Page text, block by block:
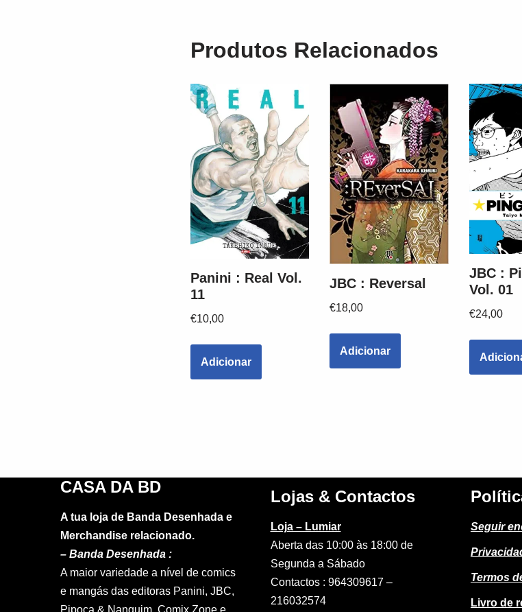
Produtos Relacionados
Panini : Real Vol.
11
€10,00
Adicionar
JBC : Reversal
€18,00
Adicionar
JBC :
Vol. 01
€24,00
CASA DA BD
A tua loja de Banda Desenhada e
Merchandise relacionado.
– Banda Desenhada :
A maior variedade a nível de comics
e mangás das editoras Panini, JBC,
Pipoca & Nanquim, Comix Zone e
Lojas & Contactos
Loja – Lumiar
Aberta das 10:00 às 18:00 de
Segunda a Sábado
Contactos : 964309617 –
216032574
Seguir
Termos
Livro de